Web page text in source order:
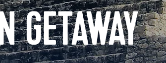
GETAWAY